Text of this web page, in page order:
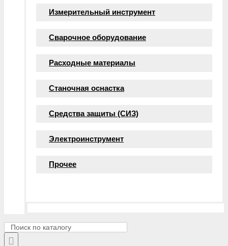
Измерительный инструмент
Сварочное оборудование
Расходные материалы
Станочная оснастка
Средства защиты (СИЗ)
Электроинструмент
Прочее